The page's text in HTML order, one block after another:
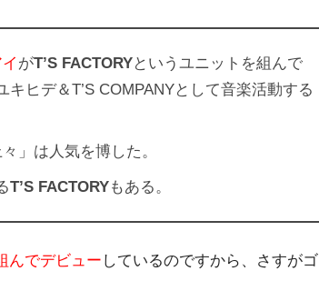
がT’S FACTORYというユニットを組んで
キヒデ＆T’S COMPANYとして音楽活動する
」は人気を博した。
T’S FACTORYもある。
んでデビュー しているのですから、さすがゴ